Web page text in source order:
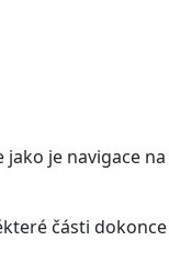
je navigace
části